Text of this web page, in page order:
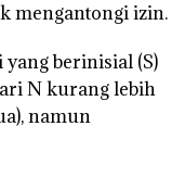
mengantongi izin.
berinisial (S)
N kurang lebih
namun